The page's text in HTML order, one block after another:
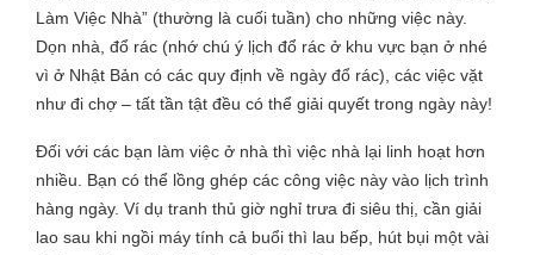
Làm Việc Nhà” (thường là cuối tuần) cho những việc này.
Dọn nhà, đổ rác (nhớ chú ý lịch đổ rác ở khu vực bạn ở nhé
vì ở Nhật Bản có các quy định về ngày đổ rác), các việc vặt
như đi chợ – tất tần tật đều có thể giải quyết trong ngày này!
Đối với các bạn làm việc ở nhà thì việc nhà lại linh hoạt hơn
nhiều. Bạn có thể lồng ghép các công việc này vào lịch trình
hàng ngày. Ví dụ tranh thủ giờ nghỉ trưa đi siêu thị, cần giải
lao sau khi ngồi máy tính cả buổi thì lau bếp, hút bụi một vài